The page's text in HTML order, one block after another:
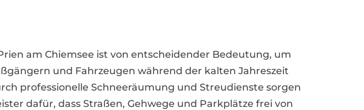
am Chiemsee ist von entscheidender Bedeutung, um
und Fahrzeugen während der kalten Jahreszeit
professionelle Schneeräumung und Streudienste sorgen
dafür, dass Straßen, Gehwege und Parkplätze frei von